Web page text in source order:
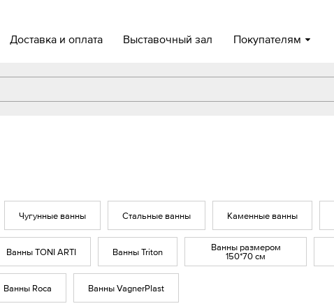
Доставка и оплата Выставочный зал Покупателям
Чугунные ванны Стальные ванны Каменные ванны
Ванны TONI ARTI Ванны Triton
Ванны размером
150*70 см
Ванны Roca Ванны VagnerPlast